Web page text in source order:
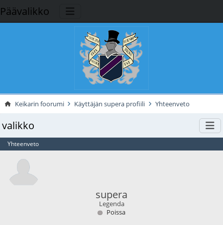
Päävalikko
Keikarin foorumi Käyttäjän supera profiili Yhteenveto
valikko
Yhteenveto
supera
Legenda
Poissa